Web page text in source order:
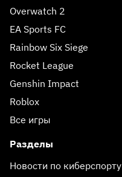
Overwatch 2
EA Sports FC
Rainbow Six Siege
Rocket League
Genshin Impact
Roblox
Все игры
Разделы
Новости по киберспорту